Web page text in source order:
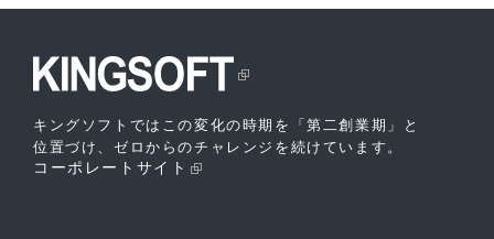
キングソフトではこの変化の時期を「第二創業期」と
位置づけ、ゼロからのチャレンジを続けています。
コーポレートサイト